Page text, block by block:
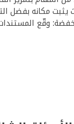
يثبت مكانه بفضل
وقّع